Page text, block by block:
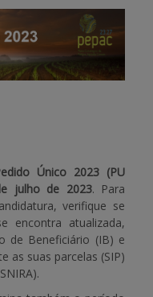
Único 2023 (PU
julho de 2023. Para
verifique se
encontra atualizada,
de Beneficiário (IB) e
as suas parcelas (SIP)